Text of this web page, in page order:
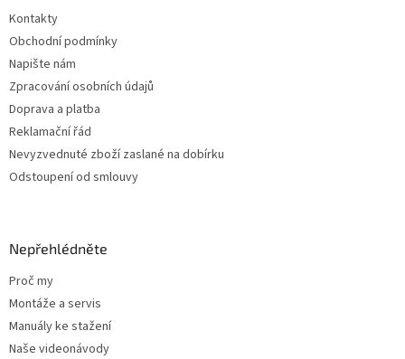
u
Kontakty
Obchodní podmínky
Napište nám
Zpracování osobních údajů
Doprava a platba
Reklamační řád
Nevyzvednuté zboží zaslané na dobírku
Odstoupení od smlouvy
Nepřehlédněte
Proč my
Montáže a servis
Manuály ke stažení
Naše videonávody